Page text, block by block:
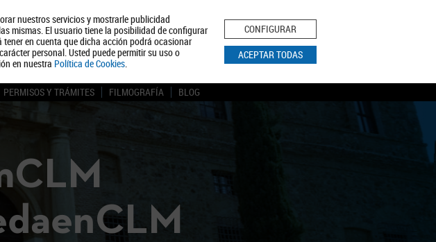
nuestros servicios y mostrarle publicidad
mismas. El usuario tiene la posibilidad de configurar
en cuenta que dicha acción podrá ocasionar
personal. Usted puede permitir su uso o
en nuestra Política de Cookies.
CONFIGURAR
ACEPTAR TODAS
Quiénes somos Turismo Política de Privacidad Aviso Legal Política de Cookies
BUSCAR
PERMISOS Y TRÁMITES FILMOGRAFÍA BLOG